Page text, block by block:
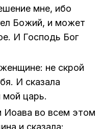
мне, ибо
Бо­жий, и мо­жет
И Гос­подь Бог
не скрой
И ска­за­ла
мой царь.
Ио­ава во всем этом
и ска­за­ла: